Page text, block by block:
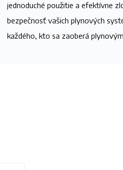
jednoduché použitie a efektívne
bezpečnosť vašich plynových
každého, kto sa zaoberá